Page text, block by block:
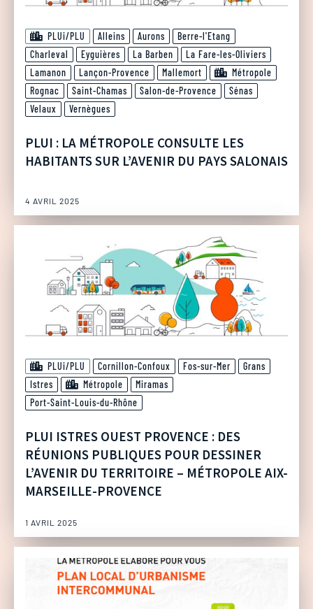
PLUi/PLU Alleins Aurons
Berre-l'Etang
Charleval
Eyguières La Barben
La Fare-les-Oliviers
Lamanon
Lançon-Provence Mallemort
Métropole
Rognac
Saint-Chamas Salon-de-Provence
Sénas
Velaux
Vernègues
PLUI : LA MÉTROPOLE CONSULTE LES
HABITANTS SUR L’AVENIR DU PAYS SALONAIS
4 AVRIL 2025
PLUi/PLU Cornillon-Confoux Fos-sur-Mer
Grans
Istres
Métropole
Miramas
Port-Saint-Louis-du-Rhône
PLUI ISTRES OUEST PROVENCE : DES
RÉUNIONS PUBLIQUES POUR DESSINER
L’AVENIR DU TERRITOIRE – MÉTROPOLE AIX-
MARSEILLE-PROVENCE
1 AVRIL 2025